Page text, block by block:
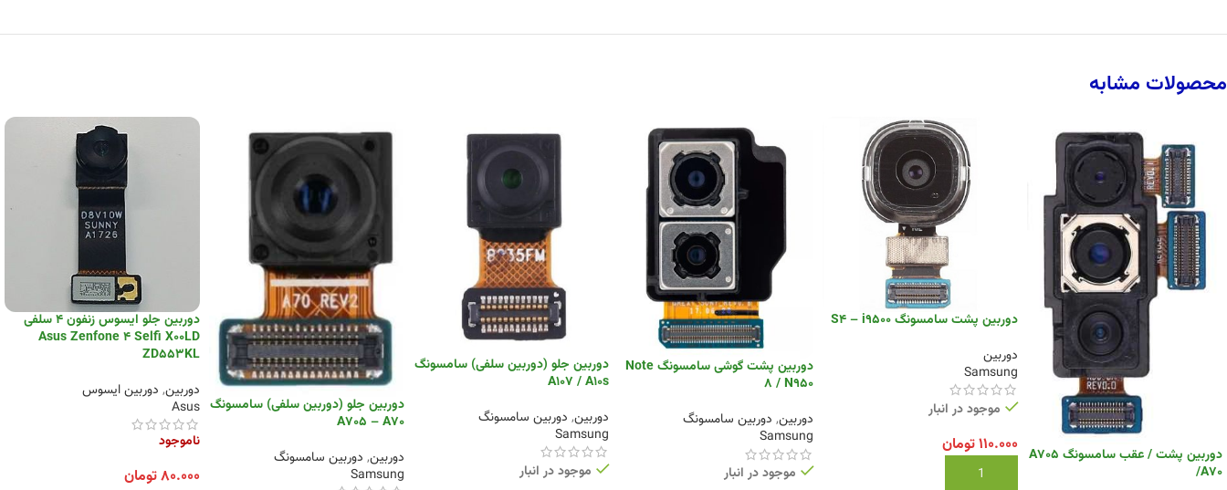
محصولات مشابه
دوربین پشت / عقب سامسونگ A705
/A70
دوربین پشت سامسونگ S4 – i9500
دوربین
Samsung
موجود در انبار
۱۱۰.۰۰۰تومان
افزودن به سبد خرید
دوربین پشت گوشی سامسونگ Note
8 / N950
دوربین, دوربین سامسونگ
Samsung
موجود در انبار
دوربین جلو (دوربین سلفی) سامسونگ
A107 / A10s
دوربین, دوربین سامسونگ
Samsung
موجود در انبار
دوربین جلو (دوربین سلفی) سامسونگ
A705 – A70
دوربین, دوربین سامسونگ
Samsung
دوربین جلو ایسوس زنفون ۴ سلفی
Asus Zenfone 4 Selfi X00LD
ZD553KL
دوربین, دوربین ایسوس
Asus
ناموجود
۸۰.۰۰۰تومان